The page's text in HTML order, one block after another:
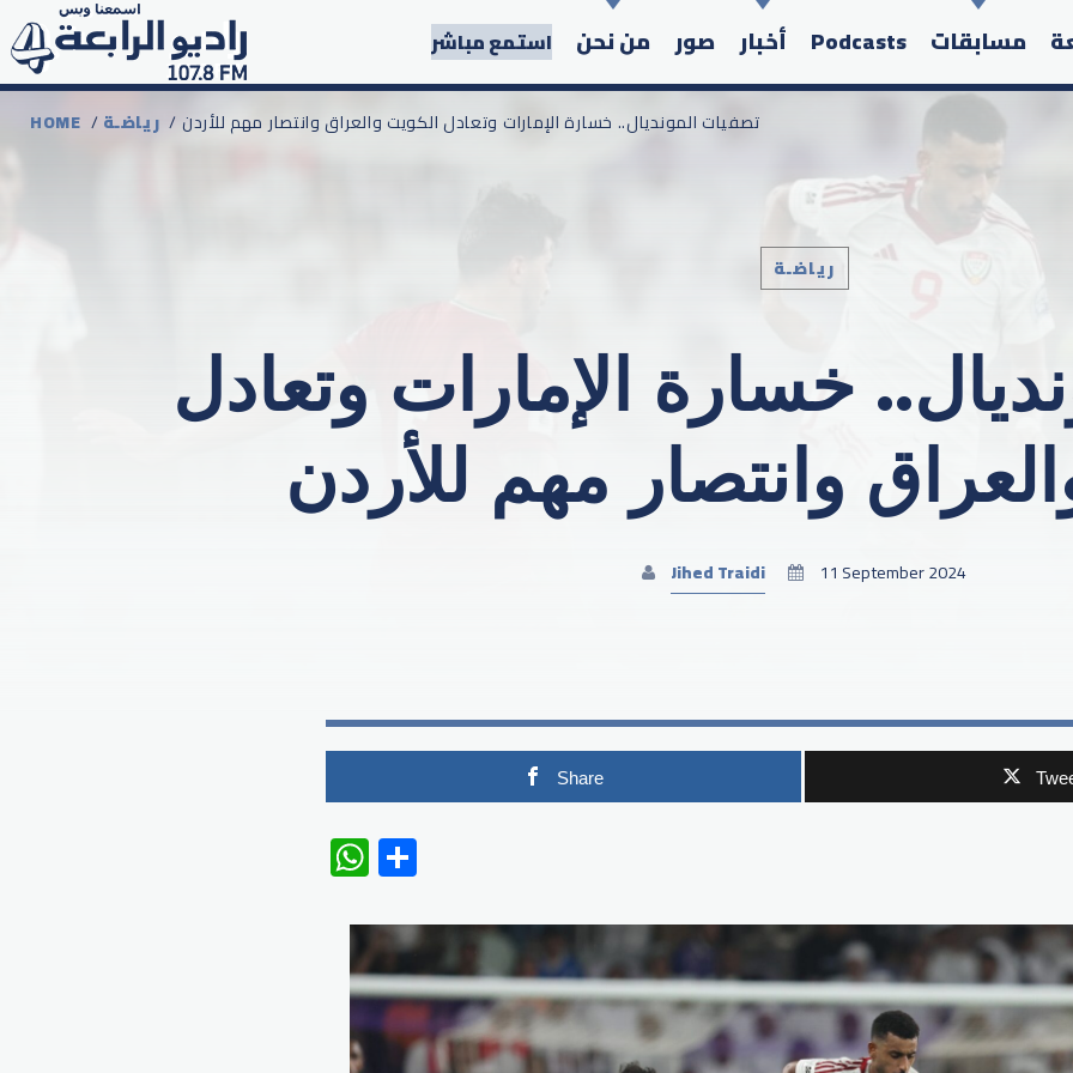
مسابقات Podcasts أخبار صور من نحن استمع مباشر
Search in the website:
HOME /رياضـة / تصفيات المونديال.. خسارة الإمارات وتعادل الكويت والعراق وانتصار مهم للأردن
رياضـة
خسارة الإمارات وتعادل
وانتصار مهم للأردن
Jihed Traidi 11 September 2024
Share
WhatsApp